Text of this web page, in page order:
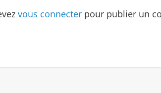
vous connecter pour publier un